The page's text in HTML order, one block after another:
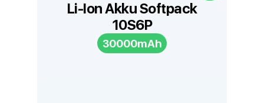
Li-Ion Akku Softpack
10S6P
30000mAh